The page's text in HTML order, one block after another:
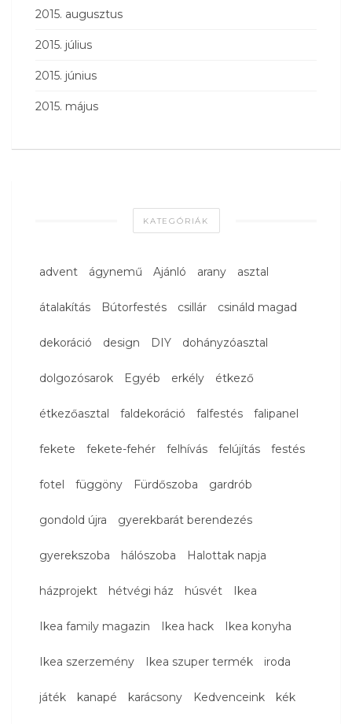
2015. augusztus
2015. július
2015. június
2015. május
KATEGÓRIÁK
advent ágynemű Ajánló arany asztal
átalakítás Bútorfestés csillár csináld magad
dekoráció design DIY dohányzóasztal
dolgozósarok Egyéb erkély étkező
étkezőasztal faldekoráció falfestés falipanel
fekete fekete-fehér felhívás felújítás festés
fotel függöny Fürdőszoba gardrób
gondold újra gyerekbarát berendezés
gyerekszoba hálószoba Halottak napja
házprojekt hétvégi ház húsvét Ikea
Ikea family magazin Ikea hack Ikea konyha
Ikea szerzemény Ikea szuper termék iroda
játék kanapé karácsony Kedvenceink kék